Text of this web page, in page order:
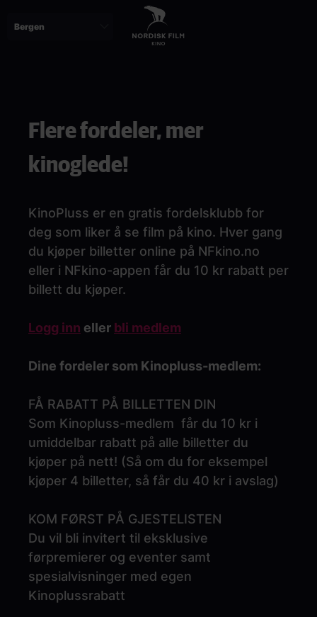
Flere fordeler, mer
kinoglede!
KinoPluss er en gratis fordelsklubb for
deg som liker å se film på kino. Hver gang
du kjøper billetter online på NFkino.no
eller i NFkino-appen får du 10 kr rabatt per
billett du kjøper.
Logg inn eller bli medlem
Dine fordeler som Kinopluss-medlem:
FÅ RABATT PÅ BILLETTEN DIN
Som Kinopluss-medlem får du 10 kr i
umiddelbar rabatt på alle billetter du
kjøper på nett! (Så om du for eksempel
kjøper 4 billetter, så får du 40 kr i avslag)
KOM FØRST PÅ GJESTELISTEN
Du vil bli invitert til eksklusive
førpremierer og eventer samt
spesialvisninger med egen
Kinoplussrabatt